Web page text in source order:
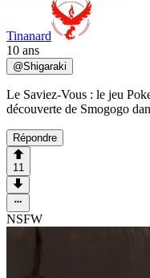
Tinanard
10 ans
@Shigaraki
Le Saviez-Vous : le jeu
découverte de Smogogo
Répondre
11
NSFW